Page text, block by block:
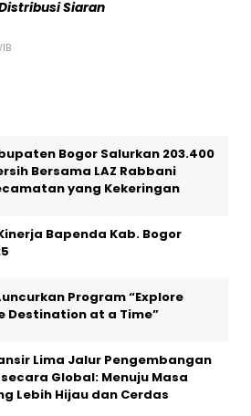
Siaran
Bogor Salurkan 203.400
Bersama LAZ Rabbani
yang Kekeringan
Bapenda Kab. Bogor
Program “Explore
Destination at a Time”
Lima Jalur Pengembangan
Global: Menuju Masa
Lebih Hijau dan Cerdas